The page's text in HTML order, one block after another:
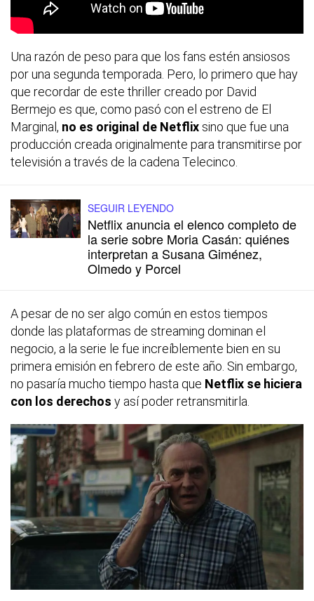
Una razón de peso para que los fans estén ansiosos
por una segunda temporada. Pero, lo primero que hay
que recordar de este thriller creado por David
Bermejo es que, como pasó con el estreno de El
Marginal, no es original de Netflix sino que fue una
producción creada originalmente para transmitirse por
televisión a través de la cadena Telecinco.
SEGUIR LEYENDO
Netflix anuncia el elenco completo de
la serie sobre Moria Casán: quiénes
interpretan a Susana Giménez,
Olmedo y Porcel
A pesar de no ser algo común en estos tiempos
donde las plataformas de streaming dominan el
negocio, a la serie le fue increíblemente bien en su
primera emisión en febrero de este año. Sin embargo,
no pasaría mucho tiempo hasta que Netflix se hiciera
con los derechos y así poder retransmitirla.